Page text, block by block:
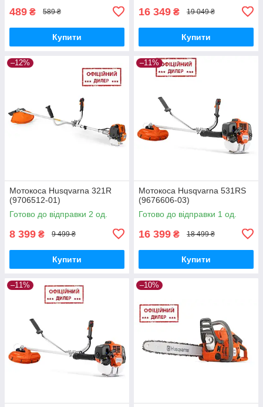
489 ₴ 589 ₴
Купити
16 349 ₴ 19 049 ₴
Купити
–12%
Мотокоса Husqvarna 321R
(9706512-01)
Готово до відправки 2 од.
8 399 ₴ 9 499 ₴
Купити
–11%
Мотокоса Husqvarna 531RS
(9676606-03)
Готово до відправки 1 од.
16 399 ₴ 18 499 ₴
Купити
–11% –10%